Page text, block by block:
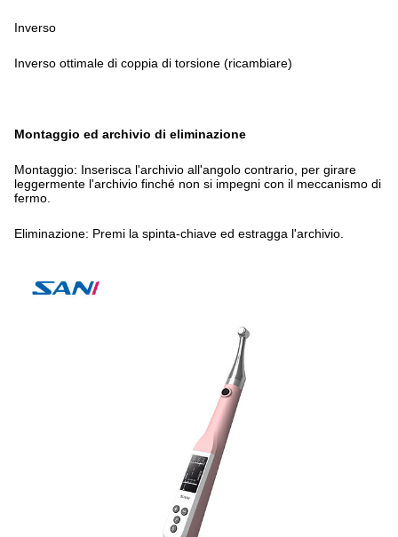
Inverso
Inverso ottimale di coppia di torsione (ricambiare)
Montaggio ed archivio di eliminazione
Montaggio: Inserisca l'archivio all'angolo contrario, per girare
leggermente l'archivio finché non si impegni con il meccanismo di
fermo.
Eliminazione: Premi la spinta-chiave ed estragga l'archivio.